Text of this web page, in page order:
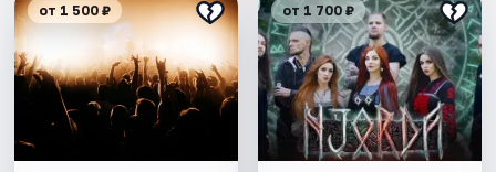
от 1 500 ₽ от 1 700 ₽